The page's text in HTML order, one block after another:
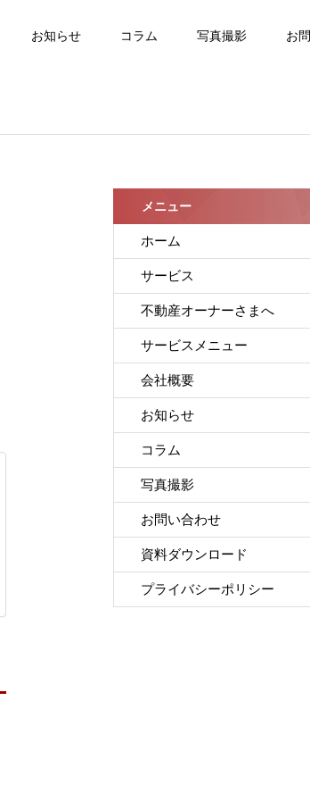
お知らせ コラム 写真撮影 お
メニュー
ホーム
サービス
不動産オーナーさまへ
サービスメニュー
会社概要
お知らせ
コラム
写真撮影
お問い合わせ
資料ダウンロード
プライバシーポリシー